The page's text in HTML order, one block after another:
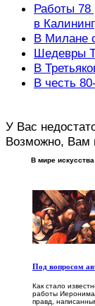
Работы 78
в
В Милане
Шедевры
В
В честь
У Вас
Возможно, Вам
В мире искусства
Под вопросом
Как стало
работы Иеронима
правд,